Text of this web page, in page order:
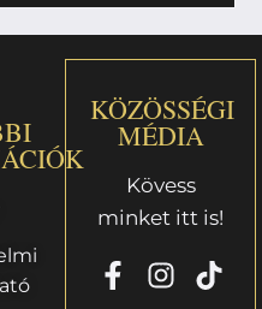
KÖZÖSSÉGI
MÉDIA
Kövess
minket itt is!